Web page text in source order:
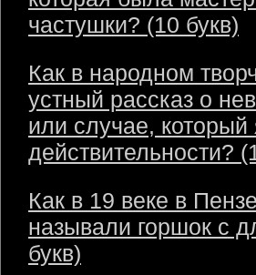
частушки? (10 букв)
Как в народном
устный рассказ о
или случае,
действительности?
Как в 19 веке в
называли горшок с
букв)